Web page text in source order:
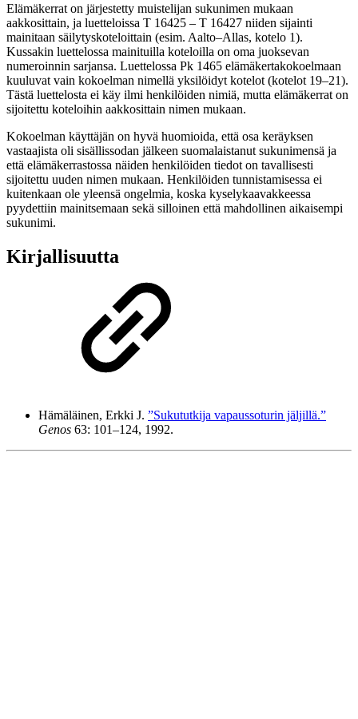
Elämäkerrat on järjestetty muistelijan sukunimen mukaan
aakkosittain, ja luetteloissa T 16425 – T 16427 niiden sijainti
mainitaan säilytyskoteloittain (esim. Aalto–Allas, kotelo 1).
Kussakin luettelossa mainituilla koteloilla on oma juoksevan
numeroinnin sarjansa. Luettelossa Pk 1465 elämäkertakokoelmaan
kuuluvat vain kokoelman nimellä yksilöidyt kotelot (kotelot 19–21).
Tästä luettelosta ei käy ilmi henkilöiden nimiä, mutta elämäkerrat on
sijoitettu koteloihin aakkosittain nimen mukaan.
Kokoelman käyttäjän on hyvä huomioida, että osa keräyksen
vastaajista oli sisällissodan jälkeen suomalaistanut sukunimensä ja
että elämäkerrastossa näiden henkilöiden tiedot on tavallisesti
sijoitettu uuden nimen mukaan. Henkilöiden tunnistamisessa ei
kuitenkaan ole yleensä ongelmia, koska kyselykaavakkeessa
pyydettiin mainitsemaan sekä silloinen että mahdollinen aikaisempi
sukunimi.
Kirjallisuutta
Hämäläinen, Erkki J. ”Sukututkija vapaussoturin jäljillä.”
Genos 63: 101–124, 1992.